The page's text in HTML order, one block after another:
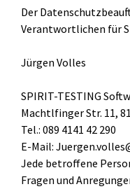
Der
Verantwortlichen für
Jürgen Volles
SPIRIT-TESTING
Machtlfinger Str. 11,
Tel.: 089 4141 42 290
E-Mail:
Jede betroffene
Fragen und